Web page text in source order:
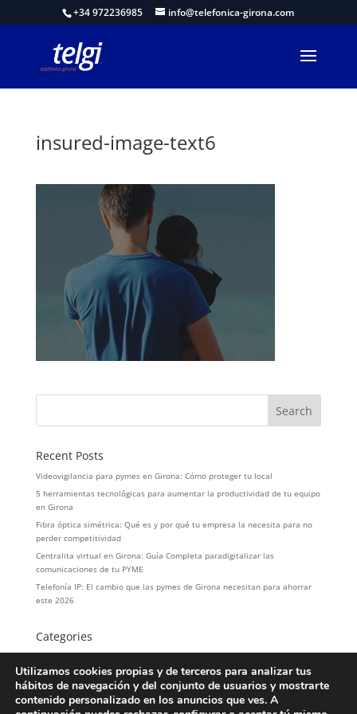
+34 972236985 info@telefonica-girona.com
insured-image-text6
Recent Posts
Videovigilancia para pymes en Girona: Cómo proteger tu local
5 herramientas tecnológicas para aumentar la productividad de tu equipo
en Girona
Fibra óptica simétrica: Qué es y por qué tu empresa la necesita para no
perder competitividad
Centralita virtual en Girona: Guía Completa paradigitalizar las
comunicaciones de tu PYME
Telefonía IP: El cambio que las pymes de Girona necesitan para ahorrar
este 2026
Categories
LOPD
Servicios
Telefonía
Utilizamos cookies propias y de terceros para analizar tus
hábitos de navegación y del conjunto de usuarios y mostrarte
contenido personalizado en los anuncios que ves. A